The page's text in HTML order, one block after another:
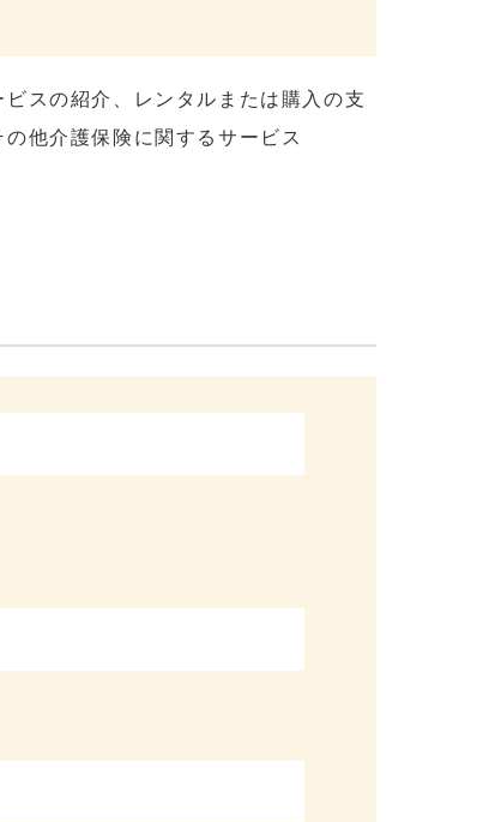
スの紹介、レンタルまたは購入の支
他介護保険に関するサービス